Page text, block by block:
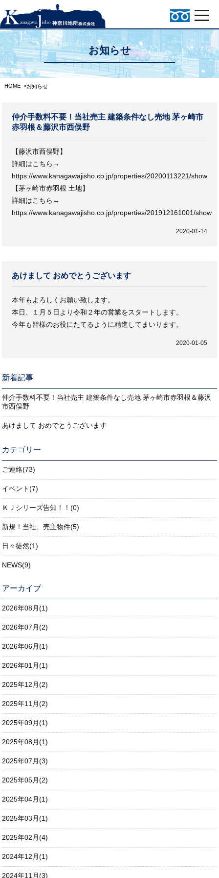
お知らせ
HOME>お知らせ
仲介手数料不要！当社売主 建築条件なし売地 茅ヶ崎市
赤羽根＆藤沢市西俣野
【藤沢市西俣野】
詳細はこちら→
https://www.kanagawajisho.co.jp/properties/20200113221/show
【茅ヶ崎市赤羽根 土地】
詳細はこちら→
https://www.kanagawajisho.co.jp/properties/201912161001/show
2020-01-14
あけまして おめでとうございます
本年もよろしくお願い致します。
本日、１月５日より令和２年の営業をスタートします。
今年も皆様のお役にたてるように精進してまいります。
2020-01-05
新着記事
仲介手数料不要！当社売主 建築条件なし売地 茅ヶ崎市赤羽根＆藤沢
市西俣野
あけまして おめでとうございます
カテゴリー
ご連絡(73)
イベント(7)
ＫＪシリーズ告知！！(0)
新規！当社、売主物件(5)
日々徒然(1)
NEWS(9)
アーカイブ
2026年08月(1)
2026年07月(2)
2026年06月(1)
2026年01月(1)
2025年12月(2)
2025年11月(2)
2025年09月(1)
2025年08月(1)
2025年07月(3)
2025年05月(2)
2025年04月(1)
2025年03月(1)
2025年02月(4)
2024年12月(1)
2024年11月(3)